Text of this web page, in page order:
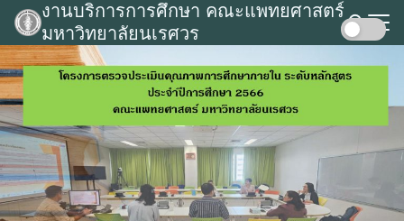
Skip
content
งานบริการการศึกษา คณะแพทยศาสตร์
มหาวิทยาลัยนเรศวร
Search
for: